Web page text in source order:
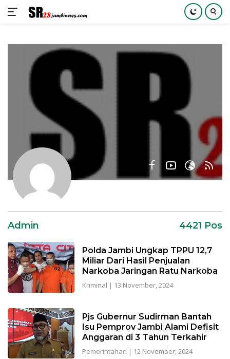
Admin 4421 Pos
Polda Jambi Ungkap TPPU 12,7
Miliar Dari Hasil Penjualan
Narkoba Jaringan Ratu Narkoba
Kriminal | 13 November, 2024
Pjs Gubernur Sudirman Bantah
Isu Pemprov Jambi Alami Defisit
Anggaran di 3 Tahun Terkahir
Pemerintahan | 12 November, 2024